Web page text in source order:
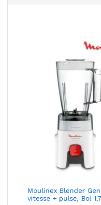
Moulinex Blender
vitesse + pulse, Bol